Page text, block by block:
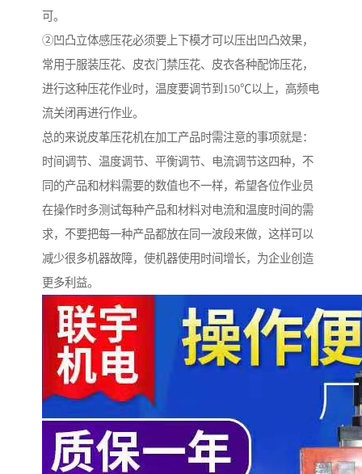
可。
②凹凸立体感压花必须要上下模才可以压出凹凸效果，
常用于服装压花、皮衣门禁压花、皮衣各种配饰压花，
进行这种压花作业时，温度要调节到150℃以上，高频电
流关闭再进行作业。
总的来说皮革压花机在加工产品时需注意的事项就是：
时间调节、温度调节、平衡调节、电流调节这四种，不
同的产品和材料需要的数值也不一样，希望各位作业员
在操作时多测试每种产品和材料对电流和温度时间的需
求，不要把每一种产品都放在同一波段来做，这样可以
减少很多机器故障，使机器使用时间增长，为企业创造
更多利益。